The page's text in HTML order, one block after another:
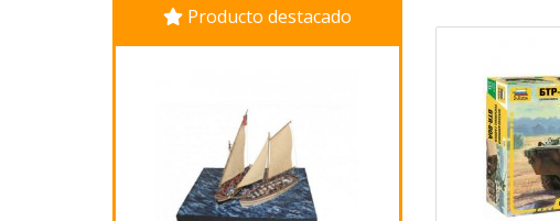
Producto destacado